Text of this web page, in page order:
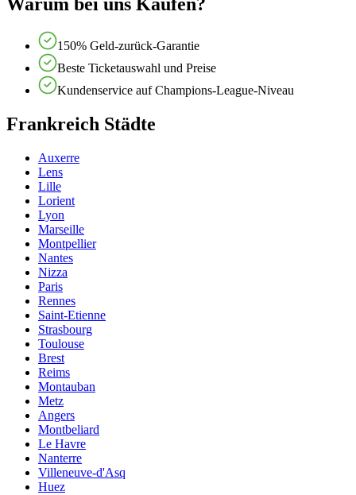
Warum bei uns Kaufen?
150% Geld-zurück-Garantie
Beste Ticketauswahl und Preise
Kundenservice auf Champions-League-Niveau
Frankreich Städte
Auxerre
Lens
Lille
Lorient
Lyon
Marseille
Montpellier
Nantes
Nizza
Paris
Rennes
Saint-Etienne
Strasbourg
Toulouse
Brest
Reims
Montauban
Metz
Angers
Montbeliard
Le Havre
Nanterre
Villeneuve-d'Asq
Huez